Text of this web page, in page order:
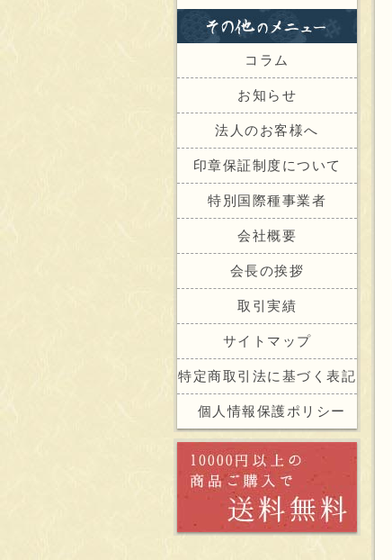
コラム
お知らせ
法人のお客様へ
印章保証制度について
特別国際種事業者
会社概要
会長の挨拶
取引実績
サイトマップ
特定商取引法に基づく表記
個人情報保護ポリシー